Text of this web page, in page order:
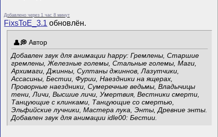
Добавлено через 1 час 8 минут
FixsToE_3.1 обновлён.
Автор
Добавлен звук для анимации happy: Гремлены, Старшие
гремлены, Железные големы, Стальные големы, Маги,
Архимаги, Джинны, Султаны джиннов, Лазутчики,
Ассасины, Бестии, Фурии, Наездники на ящерах,
Проворные наездники, Сумеречные ведьмы, Владычицы
тени, Личи, Высшие личи, Умертвия, Вестники смерти,
Танцующие с клинками, Танцующие со смертью,
Эльфийские лучники, Мастера лука, Энты, Древние энты.
Добавлен звук для анимации idle00: Бестии.